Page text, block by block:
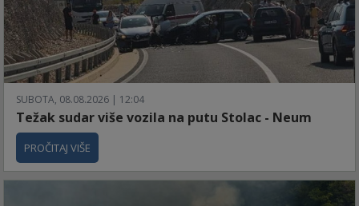
SUBOTA, 08.08.2026 | 12:04
Težak sudar više vozila na putu Stolac - Neum
PROČITAJ VIŠE